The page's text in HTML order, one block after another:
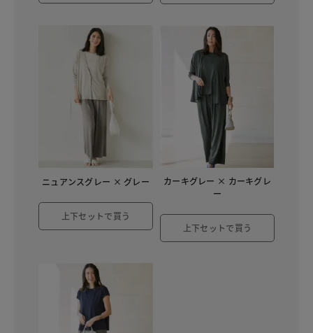
ニュアンスグレー × グレー
上下セットで買う
カーキグレー × カーキグレ
ー
上下セットで買う